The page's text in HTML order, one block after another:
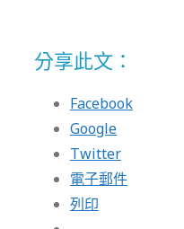
分享此文：
Facebook
Google
Twitter
電子郵件
列印